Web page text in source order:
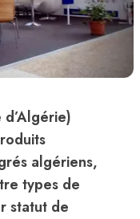
algériens,
types de
statut de